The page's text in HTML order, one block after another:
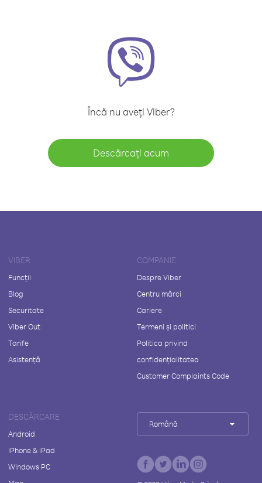
Încă nu aveți Viber?
Descărcați acum
VIBER
Funcții
Blog
Securitate
Viber Out
Tarife
Asistență
COMPANIE
Despre Viber
Centru mărci
Cariere
Termeni și politici
Politica privind
confidențialitatea
Customer Complaints Code
DESCĂRCARE
Android
iPhone & iPad
Windows PC
Română